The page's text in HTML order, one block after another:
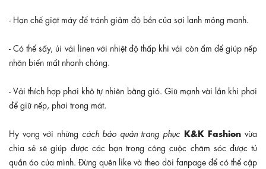
- Hạn chế giặt máy để tránh giảm độ bền của sợi lanh mỏng manh.
- Có thể sấy, ủi vải linen với nhiệt độ thấp khi vải còn ẩm để giúp nếp
nhăn biến mất nhanh chóng.
- Vải thích hợp phơi khô tự nhiên bằng gió. Giũ mạnh vài lần khi phơi
để giữ nếp, phơi trong mát.
Hy vọng với những cách bảo quản trang phục K&K Fashion vừa
chia sẻ sẽ giúp được các bạn trong công cuộc chăm sóc được tủ
quần áo của mình. Đừng quên like và theo dõi fanpage để có thể cập